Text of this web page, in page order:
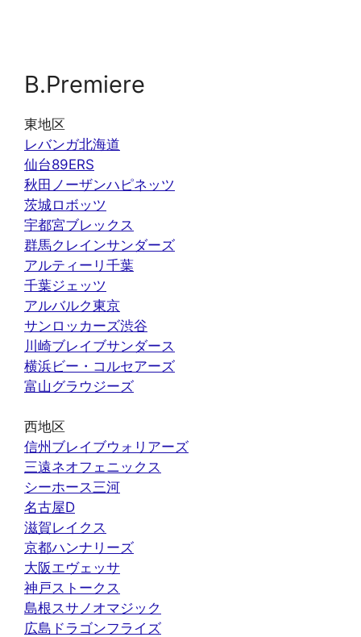
B.Premiere
東地区
レバンガ北海道
仙台89ERS
秋田ノーザンハピネッツ
茨城ロボッツ
宇都宮ブレックス
群馬クレインサンダーズ
アルティーリ千葉
千葉ジェッツ
アルバルク東京
サンロッカーズ渋谷
川崎ブレイブサンダース
横浜ビー・コルセアーズ
富山グラウジーズ
西地区
信州ブレイブウォリアーズ
三遠ネオフェニックス
シーホース三河
名古屋D
滋賀レイクス
京都ハンナリーズ
大阪エヴェッサ
神戸ストークス
島根スサノオマジック
広島ドラゴンフライズ